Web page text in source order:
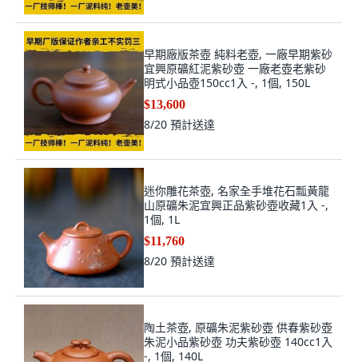
早期廠版茶壺 純料老壺, 一廠早期紫砂
宜興原礦紅泥紫砂壺 一廠老壺老紫砂
明式小品壺150cc1入 -, 1個, 150L
$13,600
8/20 預計送達
迷你雕花茶壺, 名家全手堆花石瓢黃龍
山原礦朱泥宜興正品紫砂壺收藏1入 -,
1個, 1L
$11,760
8/20 預計送達
陶土茶壺, 原礦朱泥紫砂壺 供春紫砂壺
朱泥小品紫砂壺 功夫紫砂壺 140cc1入
-, 1個, 140L